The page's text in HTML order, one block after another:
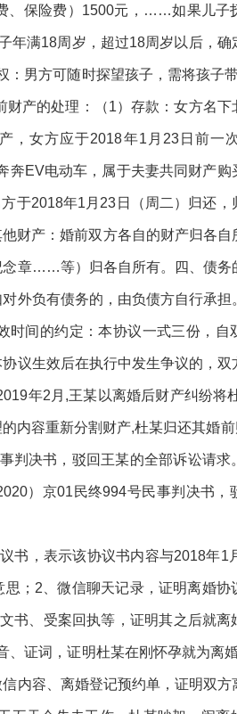
、保险费）1500元，……如果儿子
年满18周岁，超过18周岁以后，确
男方可随时探望孩子，需将孩子
产的处理：（1）存款：女方名下
，女方应于2018年1月23日前一
奔EV电动车，属于夫妻共同财产购
于2018年1月23日（周二）归还，
财产：婚前双方各自的财产归各自
章……等）归各自所有。四、债务
外负有债务的，由负债方自行承担
间的约定：本协议一式三份，自
议生效后在执行中发生争议的，
年2月,王某以离婚后财产纠纷将
内容重新分割财产,杜某归还其婚
判决书，驳回王某的全部诉讼请求
）京01民终994号民事判决书，
书，表示该协议书内容与2018年1
；2、微信聊天记录，证明离婚协
书、受案回执等，证明其之后就离
证词，证明杜某在刚怀孕就为离
内容、离婚登记预约单，证明双方